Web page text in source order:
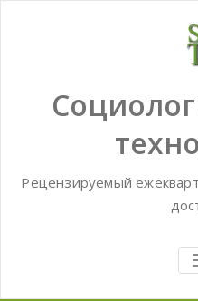
Рецензируемый